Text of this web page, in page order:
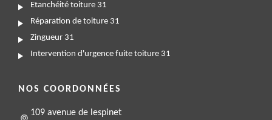
Etanchéité toiture 31
Réparation de toiture 31
Zingueur 31
Intervention d'urgence fuite toiture 31
NOS COORDONNÉES
109 avenue de lespinet